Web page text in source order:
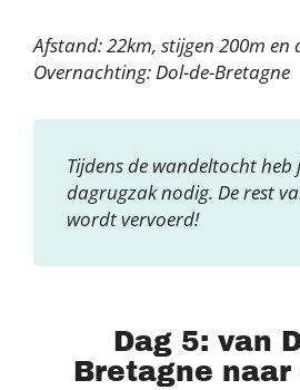
Afstand: 22km, stijgen 200m en
Overnachting: Dol-de-Bretagne
Tijdens de wandeltocht heb
dagrugzak nodig. De rest
wordt vervoerd!
Dag 5: van
Bretagne